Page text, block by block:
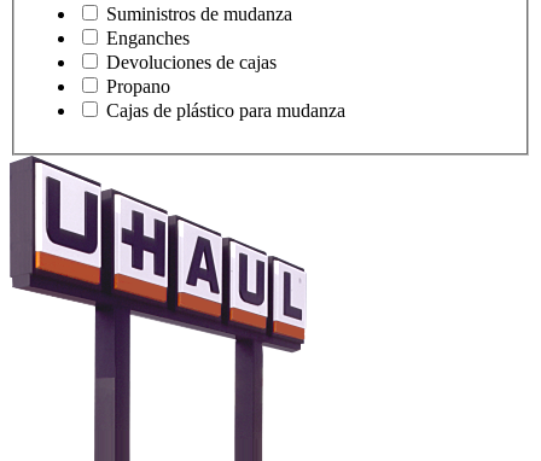
Suministros de mudanza
Enganches
Devoluciones de cajas
Propano
Cajas de plástico para mudanza